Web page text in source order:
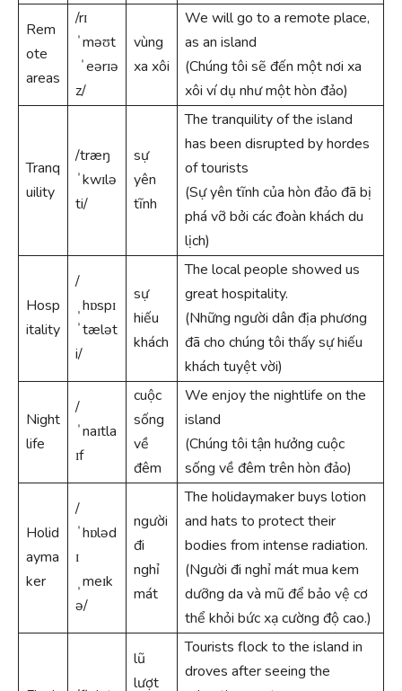
Rem
ote
areas
/rɪ
ˈməʊt
ˈeərɪə
z/
vùng
xa xôi
We will go to a remote place,
as an island
(Chúng tôi sẽ đến một nơi xa
xôi ví dụ như một hòn đảo)
Tranq
uility
/træŋ
ˈkwɪlə
ti/
sự
yên
tĩnh
The tranquility of the island
has been disrupted by hordes
of tourists
(Sự yên tĩnh của hòn đảo đã bị
phá vỡ bởi các đoàn khách du
lịch)
Hosp
itality
/
ˌhɒspɪ
ˈtælət
i/
sự
hiếu
khách
The local people showed us
great hospitality.
(Những người dân địa phương
đã cho chúng tôi thấy sự hiếu
khách tuyệt vời)
Night
life
/
ˈnaɪtla
ɪf
cuộc
sống
về
đêm
We enjoy the nightlife on the
island
(Chúng tôi tận hưởng cuộc
sống về đêm trên hòn đảo)
Holid
ayma
ker
/
ˈhɒləd
ɪ
ˌmeɪk
ə/
người
đi
nghỉ
mát
The holidaymaker buys lotion
and hats to protect their
bodies from intense radiation.
(Người đi nghỉ mát mua kem
dưỡng da và mũ để bảo vệ cơ
thể khỏi bức xạ cường độ cao.)
lũ
lượt
Tourists flock to the island in
droves after seeing the